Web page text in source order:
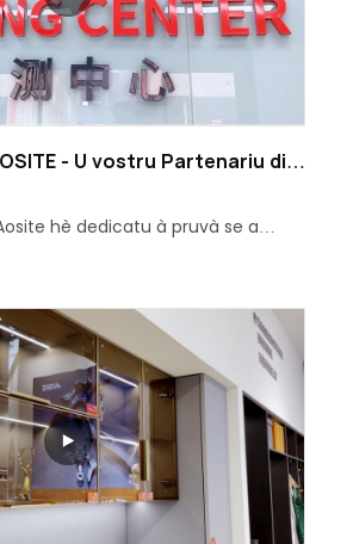
- U vostru Partenariu di
hè dedicatu à pruvà se a